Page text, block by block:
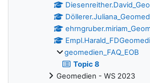
geomedien_FAQ_EOB
Topic 8
Geomedien - WS 2023